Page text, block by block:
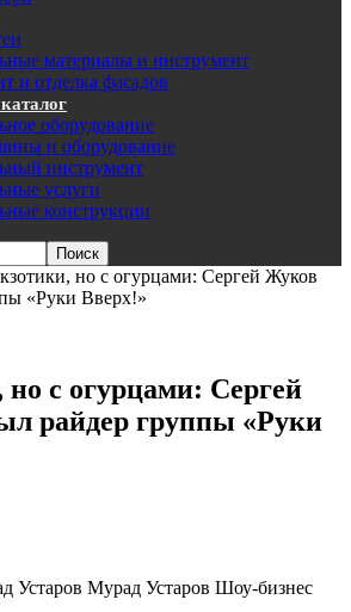
материалы и инструмент
и отделка фасадов
оборудование
и оборудование
инструмент
услуги
конструкции
но с огурцами: Сергей Жуков
«Руки Вверх!»
но с огурцами: Сергей
райдер группы «Руки
Устаров Мурад Устаров Шоу-бизнес